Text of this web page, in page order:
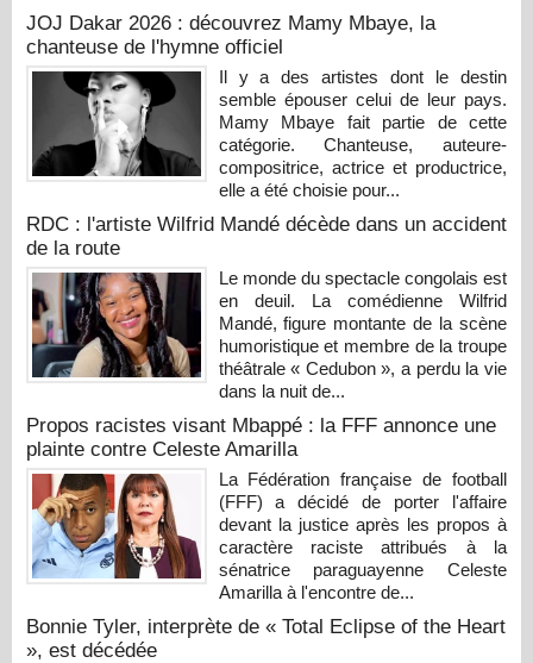
JOJ Dakar 2026 : découvrez Mamy Mbaye, la
chanteuse de l'hymne officiel
Il y a des artistes dont le destin
semble épouser celui de leur pays.
Mamy Mbaye fait partie de cette
catégorie. Chanteuse, auteure-
compositrice, actrice et productrice,
elle a été choisie pour...
RDC : l'artiste Wilfrid Mandé décède dans un accident
de la route
Le monde du spectacle congolais est
en deuil. La comédienne Wilfrid
Mandé, figure montante de la scène
humoristique et membre de la troupe
théâtrale « Cedubon », a perdu la vie
dans la nuit de...
Propos racistes visant Mbappé : la FFF annonce une
plainte contre Celeste Amarilla
La Fédération française de football
(FFF) a décidé de porter l'affaire
devant la justice après les propos à
caractère raciste attribués à la
sénatrice paraguayenne Celeste
Amarilla à l'encontre de...
Bonnie Tyler, interprète de « Total Eclipse of the Heart
», est décédée